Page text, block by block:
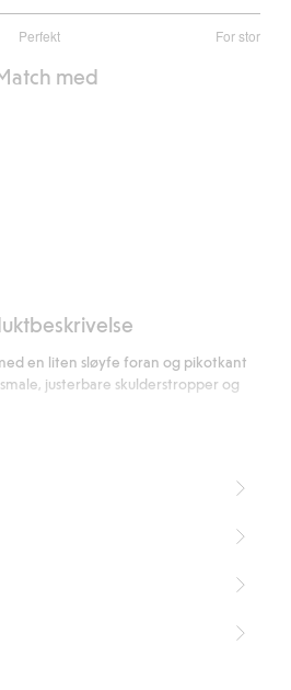
Perfekt For stor
med
en liten sløyfe foran og pikotkant
justerbare skulderstropper og